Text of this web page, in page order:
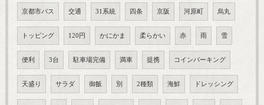
京都市バス 交通 31系統 四条 京阪 河原町 烏丸
トッピング 120円 かにかま 柔らかい 赤 雨 雪
便利 3台 駐車場完備 満車 提携 コインパーキング
天盛り サラダ 御飯 別 2種類 海鮮 ドレッシング